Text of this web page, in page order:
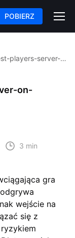
POBIERZ
how-to-find-fewest-players-server-on-escape-from-tarkov.html
on-
3 min
gra
wejście na
się z